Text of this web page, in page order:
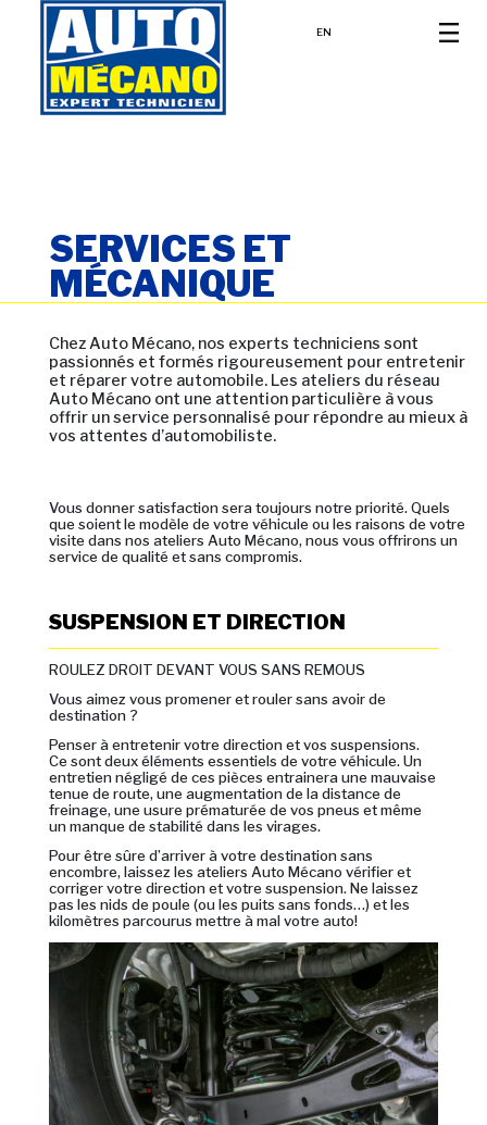
EN
SERVICES ET
MÉCANIQUE
Chez Auto Mécano, nos experts techniciens sont
passionnés et formés rigoureusement pour entretenir
et réparer votre automobile. Les ateliers du réseau
Auto Mécano ont une attention particulière à vous
offrir un service personnalisé pour répondre au mieux à
vos attentes d’automobiliste.
Vous donner satisfaction sera toujours notre priorité. Quels
que soient le modèle de votre véhicule ou les raisons de votre
visite dans nos ateliers Auto Mécano, nous vous offrirons un
service de qualité et sans compromis.
SUSPENSION ET DIRECTION
ROULEZ DROIT DEVANT VOUS SANS REMOUS
Vous aimez vous promener et rouler sans avoir de
destination ?
Penser à entretenir votre direction et vos suspensions.
Ce sont deux éléments essentiels de votre véhicule. Un
entretien négligé de ces pièces entrainera une mauvaise
tenue de route, une augmentation de la distance de
freinage, une usure prématurée de vos pneus et même
un manque de stabilité dans les virages.
Pour être sûre d’arriver à votre destination sans
encombre, laissez les ateliers Auto Mécano vérifier et
corriger votre direction et votre suspension. Ne laissez
pas les nids de poule (ou les puits sans fonds…) et les
kilomètres parcourus mettre à mal votre auto!